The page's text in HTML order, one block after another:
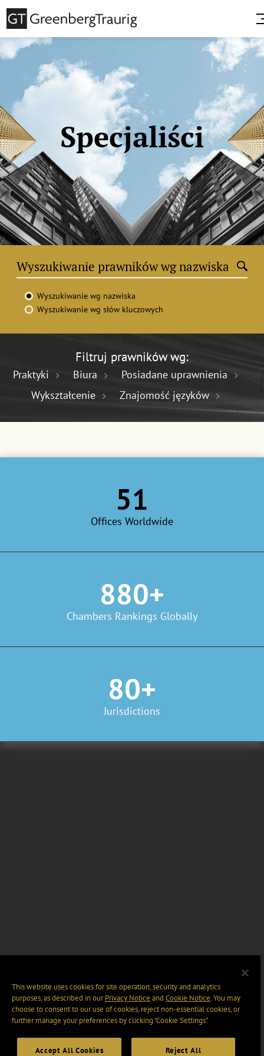
Specjaliści
Wyszukiwanie wg nazwiska
Wyszukiwanie wg słów kluczowych
Filtruj prawników wg:
Praktyki Biura
Posiadane uprawnienia
Wykształcenie
Znajomość języków
51
Offices Worldwide
880+
Chambers Rankings Globally
80+
Jurisdictions
This website uses cookies for site operation, security and analytics
purposes, as described in ourPrivacy Notice and Cookie Notice. You may
choose to consent to our use of cookies, reject non-essential cookies, or
further manage your preferences by clicking “Cookie Settings".
Accept All Cookies Reject All